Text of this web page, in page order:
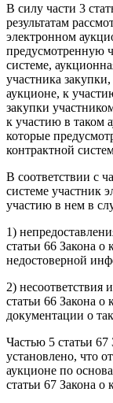
В силу части 3
результатам
электронном
предусмотренную
системе,
участника
аукционе, к
закупки
к участию в таком
которые
контрактной
В соответствии с
системе участник
участию в нем в
1)
статьи 66 Закона о
недостоверной
2)
статьи 66 Закона о
документации о
Частью 5 статьи 67
установлено, что
аукционе по
статьи 67 Закона о